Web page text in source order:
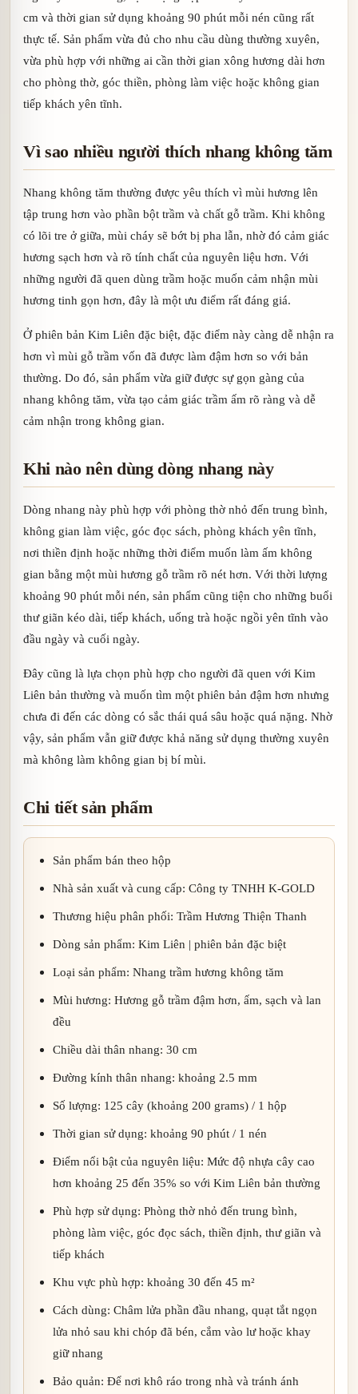
cm và thời gian sử dụng khoảng 90 phút mỗi nén cũng rất
thực tế. Sản phẩm vừa đủ cho nhu cầu dùng thường xuyên,
vừa phù hợp với những ai cần thời gian xông hương dài hơn
cho phòng thờ, góc thiền, phòng làm việc hoặc không gian
tiếp khách yên tĩnh.
Vì sao nhiều người thích nhang không tăm
Nhang không tăm thường được yêu thích vì mùi hương lên
tập trung hơn vào phần bột trầm và chất gỗ trầm. Khi không
có lõi tre ở giữa, mùi cháy sẽ bớt bị pha lẫn, nhờ đó cảm giác
hương sạch hơn và rõ tính chất của nguyên liệu hơn. Với
những người đã quen dùng trầm hoặc muốn cảm nhận mùi
hương tinh gọn hơn, đây là một ưu điểm rất đáng giá.
Ở phiên bản Kim Liên đặc biệt, đặc điểm này càng dễ nhận ra
hơn vì mùi gỗ trầm vốn đã được làm đậm hơn so với bản
thường. Do đó, sản phẩm vừa giữ được sự gọn gàng của
nhang không tăm, vừa tạo cảm giác trầm ấm rõ ràng và dễ
cảm nhận trong không gian.
Khi nào nên dùng dòng nhang này
Dòng nhang này phù hợp với phòng thờ nhỏ đến trung bình,
không gian làm việc, góc đọc sách, phòng khách yên tĩnh,
nơi thiền định hoặc những thời điểm muốn làm ấm không
gian bằng một mùi hương gỗ trầm rõ nét hơn. Với thời lượng
khoảng 90 phút mỗi nén, sản phẩm cũng tiện cho những buổi
thư giãn kéo dài, tiếp khách, uống trà hoặc ngồi yên tĩnh vào
đầu ngày và cuối ngày.
Đây cũng là lựa chọn phù hợp cho người đã quen với Kim
Liên bản thường và muốn tìm một phiên bản đậm hơn nhưng
chưa đi đến các dòng có sắc thái quá sâu hoặc quá nặng. Nhờ
vậy, sản phẩm vẫn giữ được khả năng sử dụng thường xuyên
mà không làm không gian bị bí mùi.
Chi tiết sản phẩm
Sản phẩm bán theo hộp
Nhà sản xuất và cung cấp: Công ty TNHH K-GOLD
Thương hiệu phân phối: Trầm Hương Thiện Thanh
Dòng sản phẩm: Kim Liên | phiên bản đặc biệt
Loại sản phẩm: Nhang trầm hương không tăm
Mùi hương: Hương gỗ trầm đậm hơn, ấm, sạch và lan
đều
Chiều dài thân nhang: 30 cm
Đường kính thân nhang: khoảng 2.5 mm
Số lượng: 125 cây (khoảng 200 grams) / 1 hộp
Thời gian sử dụng: khoảng 90 phút / 1 nén
Điểm nổi bật của nguyên liệu: Mức độ nhựa cây cao
hơn khoảng 25 đến 35% so với Kim Liên bản thường
Phù hợp sử dụng: Phòng thờ nhỏ đến trung bình,
phòng làm việc, góc đọc sách, thiền định, thư giãn và
tiếp khách
Khu vực phù hợp: khoảng 30 đến 45 m²
Cách dùng: Châm lửa phần đầu nhang, quạt tắt ngọn
lửa nhỏ sau khi chóp đã bén, cắm vào lư hoặc khay
giữ nhang
Bảo quản: Để nơi khô ráo trong nhà và tránh ánh